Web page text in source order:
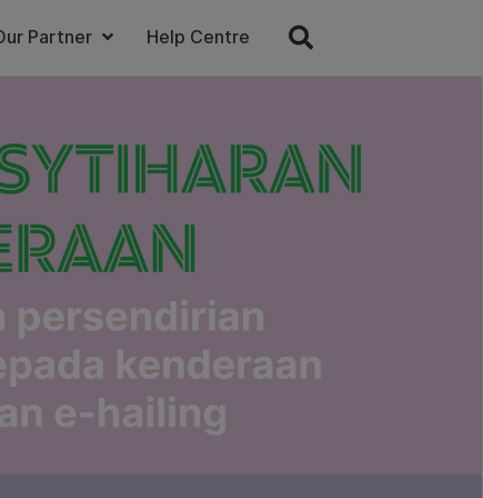
Partner Help Centre